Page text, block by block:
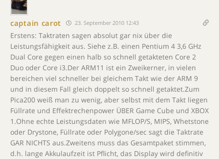
captain carot 23. September 2010 12:43
Erstens: Taktraten sagen absolut gar nix über die
Leistungsfähigkeit aus. Siehe z.B. einen Pentium 4 3,6 GHz
Dual Core gegen einen halb so schnell getakteten Core 2
Duo oder Core i3.Der ARM11 ist ein Zweikerner, in vielen
bereichen viel schneller bei gleichem Takt wie der ARM 9
und in diesem Fall gleich doppelt so schnell getaktet.Zum
Pica200 weiß man zu wenig, aber selbst mit dem Takt liegen
Füllrate und Effektrechenpower ÜBER Game Cube und XBOX
1.Ohne echte Leistungsdaten wie MFLOP/S, MIPS, Whetstone
oder Drystone, Füllrate oder Polygone/sec sagt die Taktrate
GAR NICHTS aus.Zweitens muss das Gesamtpaket stimmen,
d.h. lange Akkulaufzeit ist Pflicht, das Display wird definitiv